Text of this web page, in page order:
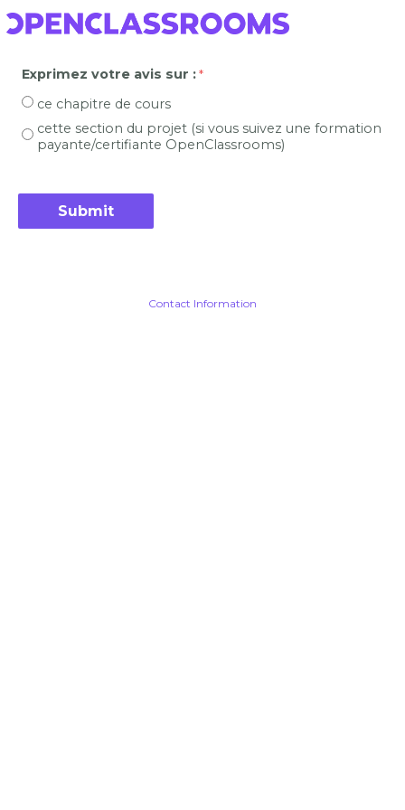
Exprimez votre avis sur :
ce chapitre de cours
cette section du projet (si vous suivez une formation
payante/certifiante OpenClassrooms)
Contact Information